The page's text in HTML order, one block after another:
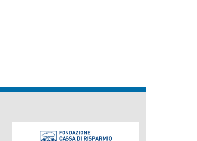
Fondazione